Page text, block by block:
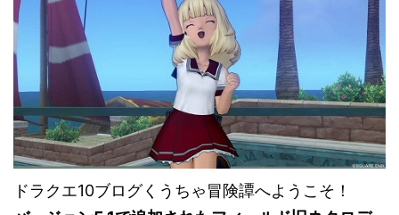
ドラクエ10ブログくうちゃ冒険譚へようこそ！